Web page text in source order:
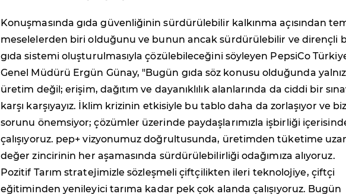
Konuşmasında gıda güvenliğinin sürdürülebilir kalkınma açısından
meselelerden biri olduğunu ve bunun ancak sürdürülebilir ve dirençli
gıda sistemi oluşturulmasıyla çözülebileceğini söyleyen PepsiCo
Genel Müdürü Ergün Günay, "Bugün gıda söz konusu olduğunda
üretim değil; erişim, dağıtım ve dayanıklılık alanlarında da ciddi bir
karşı karşıyayız. İklim krizinin etkisiyle bu tablo daha da zorlaşıyor ve
sorunu önemsiyor; çözümler üzerinde paydaşlarımızla işbirliği
çalışıyoruz. pep+ vizyonumuz doğrultusunda, üretimden tüketime
değer zincirinin her aşamasında sürdürülebilirliği odağımıza alıyoruz.
Pozitif Tarım stratejimizle sözleşmeli çiftçilikten ileri teknolojiye, çiftçi
eğitiminden yenileyici tarıma kadar pek çok alanda çalışıyoruz. Bugün